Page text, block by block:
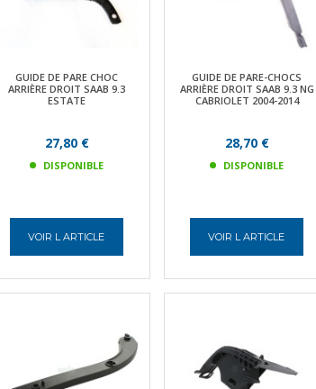
GUIDE DE PARE CHOC
ARRIÈRE DROIT SAAB 9.3
ESTATE
27,80 €
DISPONIBLE
VOIR L ARTICLE
GUIDE DE PARE-CHOCS
ARRIÈRE DROIT SAAB 9.3 NG
CABRIOLET 2004-2014
28,70 €
DISPONIBLE
VOIR L ARTICLE